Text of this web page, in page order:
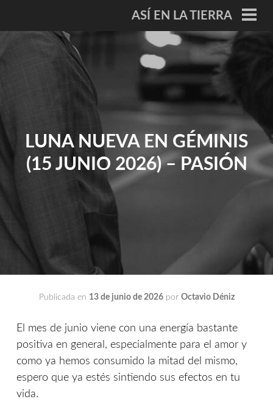
ASÍ EN LA TIERRA
LUNA NUEVA EN GÉMINIS
(15 JUNIO 2026) – PASIÓN
Publicada en 13 de junio de 2026por Octavio Déniz
El mes de junio viene con una energía bastante
positiva en general, especialmente para el amor y
como ya hemos consumido la mitad del mismo,
espero que ya estés sintiendo sus efectos en tu
vida.